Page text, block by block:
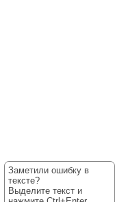
Заметили ошибку в
тексте?
Выделите текст и